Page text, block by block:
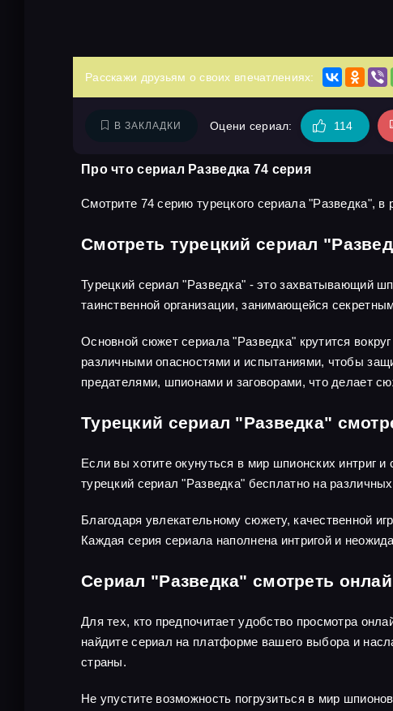
Расскажи друзьям о своих впечатлениях:
В ЗАКЛАДКИ Оцени сериал: 114
Про что сериал Разведка 74 серия
Смотрите 74 серию турецкого сериала "Разведка",
Смотреть турецкий сериал
Турецкий сериал "Разведка" - это захватывающий
таинственной организации, занимающейся
Основной сюжет сериала "Разведка" крутится
различными опасностями и испытаниями, чтобы
предателями, шпионами и заговорами, что делает
Турецкий сериал "Разведка"
Если вы хотите окунуться в мир шпионских интриг
турецкий сериал "Разведка" бесплатно на
Благодаря увлекательному сюжету, качественной
Каждая серия сериала наполнена интригой и
Сериал "Разведка" смотреть
Для тех, кто предпочитает удобство просмотра
найдите сериал на платформе вашего выбора и
страны.
Не упустите возможность погрузиться в мир